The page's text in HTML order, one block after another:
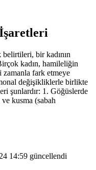
bir kadının
kadın, hamileliğin
zamanla fark etmeye
değişikliklerle birlikte
şunlardır: 1. Göğüslerde
kusma (sabah
14:59 güncellendi